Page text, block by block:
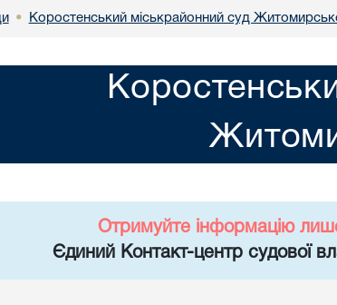
• Коростенський міськрайонний суд
Отримуйте інформацію
Єдиний Контакт-центр судової